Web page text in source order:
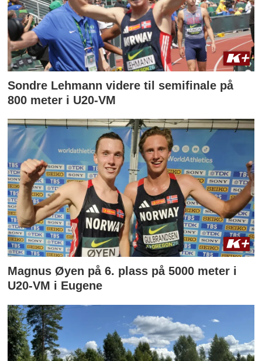
Sondre Lehmann videre til semifinale på
800 meter i U20-VM
Magnus Øyen på 6. plass på 5000 meter i
U20-VM i Eugene